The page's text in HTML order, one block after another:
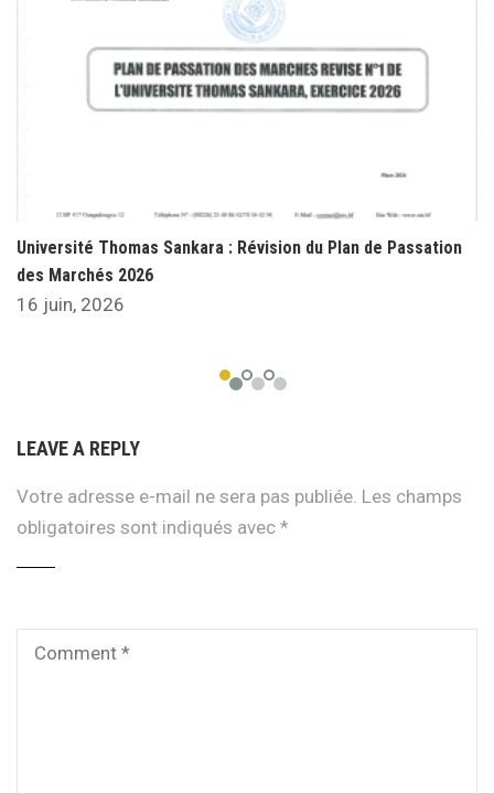
Université Thomas Sankara : Révision du Plan de Passation
des Marchés 2026
16 juin, 2026
LEAVE A REPLY
Votre adresse e-mail ne sera pas publiée. Les champs
obligatoires sont indiqués avec *